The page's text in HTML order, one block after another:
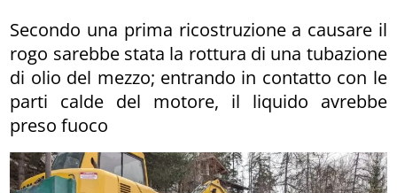
Secondo una prima ricostruzione a causare il
rogo sarebbe stata la rottura di una tubazione
di olio del mezzo; entrando in contatto con le
parti calde del motore, il liquido avrebbe
preso fuoco